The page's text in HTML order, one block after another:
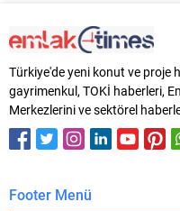
Doğru yatırım kararları
için ev satın almadan önce
planlaması ve uzun vadeli
optimize etmek açısından
önemlidir. Bakım...
Türkiye'de yeni konut ve proje
gayrimenkul, TOKİ haberleri,
Merkezlerini ve sektörel
Footer Menü